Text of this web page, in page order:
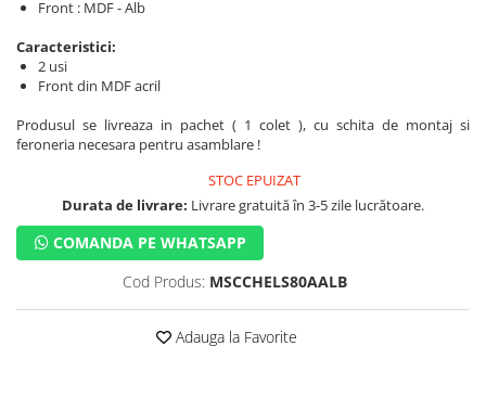
Front : MDF - Alb
Caracteristici:
2 usi
Front din MDF acril
Produsul se livreaza in pachet ( 1 colet ), cu schita de montaj si
feroneria necesara pentru asamblare !
STOC EPUIZAT
Durata de livrare: Livrare gratuită în 3-5 zile lucrătoare.
COMANDA PE WHATSAPP
Cod Produs: MSCCHELS80AALB
Adauga la Favorite